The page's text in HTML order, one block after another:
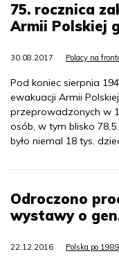
75. rocznica
Armii Polskiej
30.08.2017 Polacy na
Pod koniec sierpnia
ewakuacji Armii
przeprowadzonych w
osób, w tym blisko
było niemal 18 tys.
Odroczono
wystawy o
22.12.2016 Polska po